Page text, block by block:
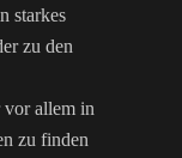
starkes
zu den
vor allem in
zu finden